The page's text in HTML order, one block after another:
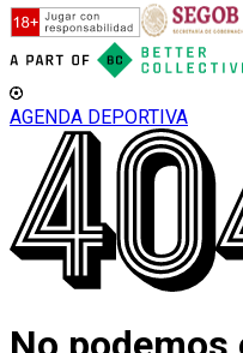
AGENDA DEPORTIVA